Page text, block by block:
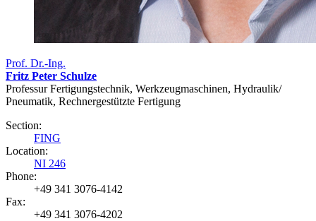
Prof. Dr.-Ing.
Fritz Peter Schulze
Professur Fertigungstechnik, Werkzeugmaschinen, Hydraulik/
Pneumatik, Rechnergestützte Fertigung
Section:
FING
Location:
NI 246
Phone:
+49 341 3076-4142
Fax:
+49 341 3076-4202